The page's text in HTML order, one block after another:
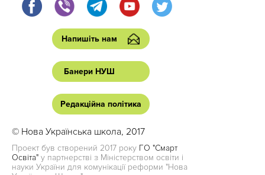
Напишіть нам
Банери НУШ
Редакційна політика
© Нова Українська школа, 2017
Проект був створений 2017 року ГО "Смарт
Освіта" у партнерстві з Міністерством освіти і
науки України для комунікації реформи "Нова